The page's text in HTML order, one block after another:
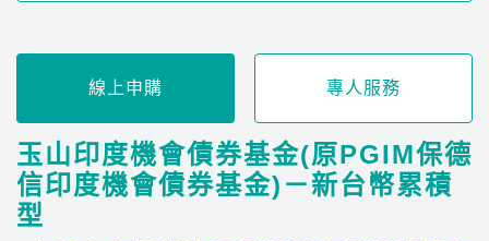
專人服務
線上申購
玉山印度機會債券基金(原PGIM保德
信印度機會債券基金)－新台幣累積
型